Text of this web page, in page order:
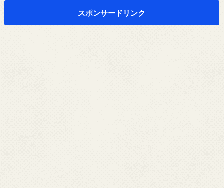
スポンサードリンク